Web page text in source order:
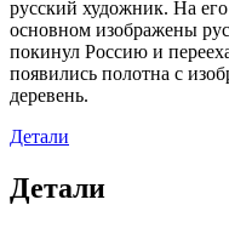
русский художник. На
основном изображены
покинул Россию и
появились полотна с
деревень.
Детали
Детали